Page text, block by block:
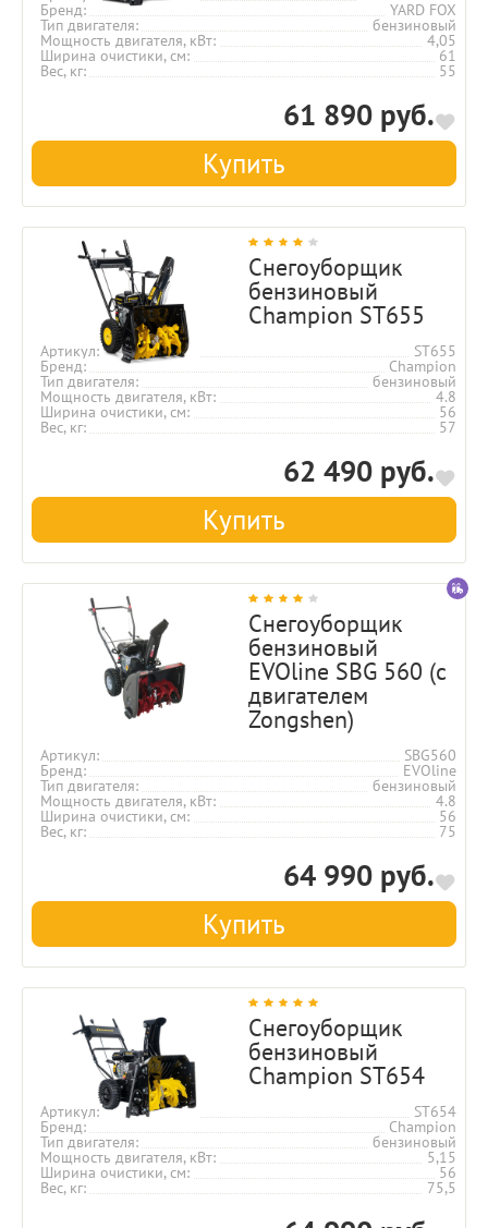
Бренд YARD FOX
Тип двигателя бензиновый
Мощность двигателя, кВт 4,05
Ширина очистики, см 61
Вес, кг 55
61 890 руб.
Купить
Снегоуборщик
бензиновый
Champion ST655
Артикул ST655
Бренд Champion
Тип двигателя бензиновый
Мощность двигателя, кВт 4.8
Ширина очистики, см 56
Вес, кг 57
62 490 руб.
Купить
Снегоуборщик
бензиновый
EVOline SBG 560 (с
двигателем
Zongshen)
Артикул SBG560
Бренд EVOline
Тип двигателя бензиновый
Мощность двигателя, кВт 4.8
Ширина очистики, см 56
Вес, кг 75
64 990 руб.
Купить
Снегоуборщик
бензиновый
Champion ST654
Артикул ST654
Бренд Champion
Тип двигателя бензиновый
Мощность двигателя, кВт 5,15
Ширина очистики, см 56
Вес, кг 75,5